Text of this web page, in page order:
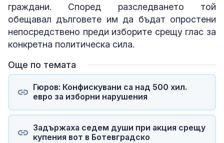
граждани. Според разследването той
обещавал дълговете им да бъдат опростени
непосредствено преди изборите срещу глас за
конкретна политическа сила.
Още по темата
Гюров: Конфискувани са над 500 хил.
евро за изборни нарушения
Задържаха седем души при акция срещу
купения вот в Ботевградско